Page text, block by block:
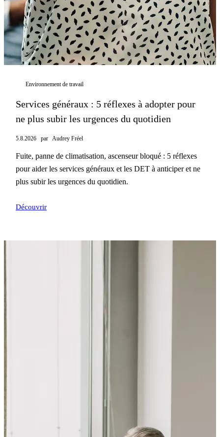
Environnement de travail
Services généraux : 5 réflexes à adopter pour
ne plus subir les urgences du quotidien
5.8.2026 par Audrey Fréel
Fuite, panne de climatisation, ascenseur bloqué : 5 réflexes
pour aider les services généraux et les DET à anticiper et ne
plus subir les urgences du quotidien.
Découvrir